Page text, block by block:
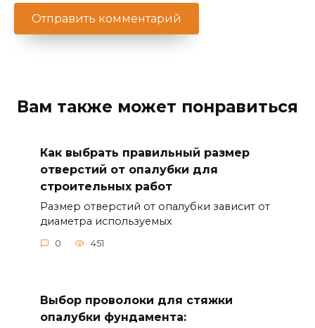
Вам также может понравиться
Как выбрать правильный размер
отверстий от опалубки для
строительных работ
Размер отверстий от опалубки зависит от
диаметра используемых
0 451
Выбор проволоки для стяжки
опалубки фундамента: